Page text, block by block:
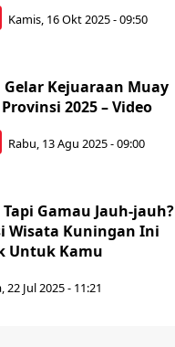
Kamis, 16 Okt 2025 - 09:50
Gelar Kejuaraan Muay
2025 – Video
Rabu, 13 Agu 2025 - 09:00
Gamau Jauh-jauh?
Wisata Kuningan Ini
Untuk Kamu
22 Jul 2025 - 11:21